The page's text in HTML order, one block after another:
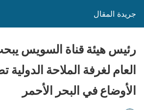
جريدة المقال
رئيس هيئة قناة السويس
العام لغرفة الملاحة
الأوضاع في البحر الأحمر